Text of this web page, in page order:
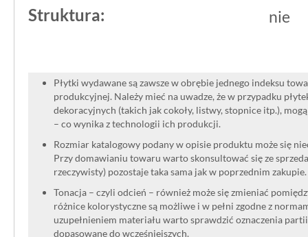
Struktura: nie
Płytki wydawane są zawsze w obrębie jednego indeksu
produkcyjnej. Należy mieć na uwadze, że w przypadku
dekoracyjnych (takich jak cokoły, listwy, stopnice itp.),
– co wynika z technologii ich produkcji.
Rozmiar katalogowy podany w opisie produktu może się
Przy domawianiu towaru warto skonsultować się ze
rzeczywisty) pozostaje taka sama jak w poprzednim zakupie.
Tonacja – czyli odcień – również może się zmieniać
różnice kolorystyczne są możliwe i w pełni zgodne z
uzupełnieniem materiału warto sprawdzić oznaczenia
dopasowane do wcześniejszych.